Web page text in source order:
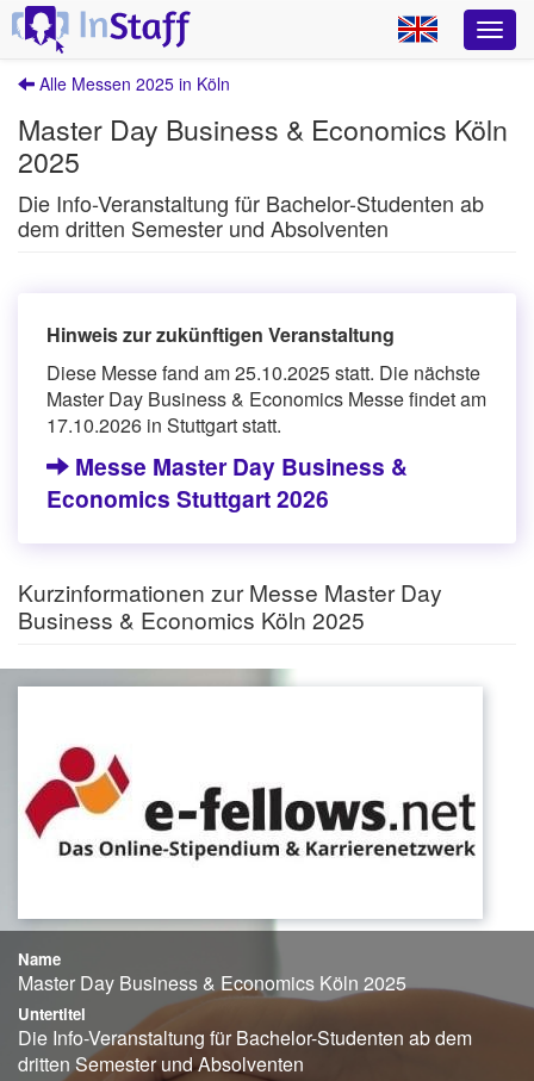
Alle Messen 2025 in Köln
Master Day Business & Economics Köln
2025
Die Info-Veranstaltung für Bachelor-Studenten ab
dem dritten Semester und Absolventen
Hinweis zur zukünftigen Veranstaltung
Diese Messe fand am 25.10.2025 statt. Die nächste
Master Day Business & Economics Messe findet am
17.10.2026 in Stuttgart statt.
Messe Master Day Business &
Economics Stuttgart 2026
Kurzinformationen zur Messe Master Day
Business & Economics Köln 2025
Name
Master Day Business & Economics Köln 2025
Untertitel
Die Info-Veranstaltung für Bachelor-Studenten ab dem
dritten Semester und Absolventen